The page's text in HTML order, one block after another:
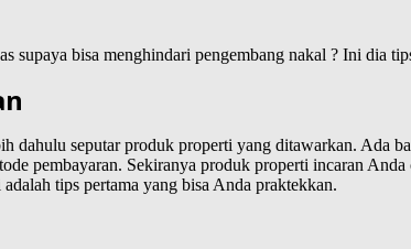
supaya bisa menghindari pengembang nakal ? Ini dia
dahulu seputar produk properti yang ditawarkan. Ada
pembayaran. Sekiranya produk properti incaran
tips pertama yang bisa Anda praktekkan.